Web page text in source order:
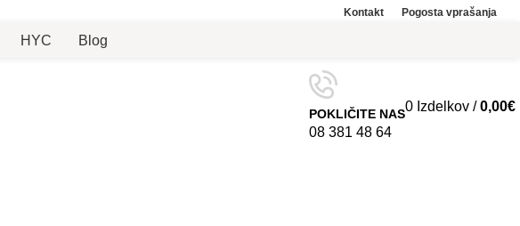
Kontakt Pogosta vprašanja
HYC Blog
POKLIČITE NAS
08 381 48 64
0 Izdelkov / 0,00€